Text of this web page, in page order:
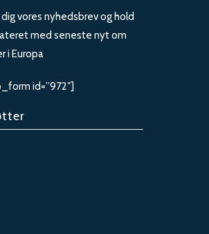
vores nyhedsbrev og hold
med seneste nyt om
i Europa
id=”972″]